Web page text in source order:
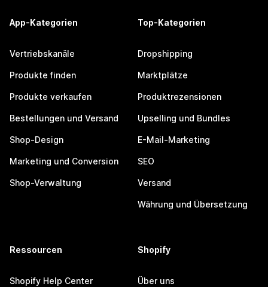
App-Kategorien
Vertriebskanäle
Produkte finden
Produkte verkaufen
Bestellungen und Versand
Shop-Design
Marketing und Conversion
Shop-Verwaltung
Top-Kategorien
Dropshipping
Marktplätze
Produktrezensionen
Upselling und Bundles
E-Mail-Marketing
SEO
Versand
Währung und Übersetzung
Ressourcen
Shopify Help Center
Shopify
Über uns